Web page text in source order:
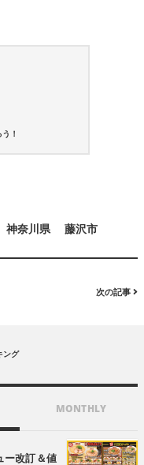
！
神奈川県 藤沢市
次の記事
ング
MONTHLY
ー改訂＆値